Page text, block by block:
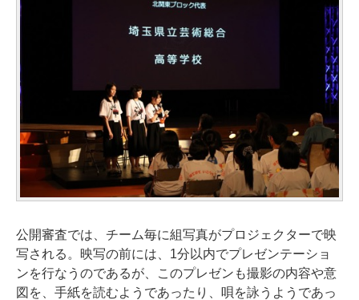
公開審査では、チーム毎に組写真がプロジェクターで映
写される。映写の前には、1分以内でプレゼンテーショ
ンを行なうのであるが、このプレゼンも撮影の内容や意
図を、手紙を読むようであったり、唄を詠うようであっ